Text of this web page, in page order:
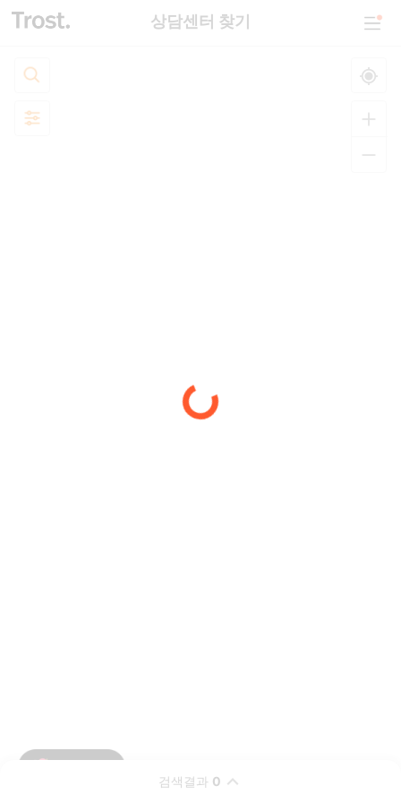
상담센터 찾기
검색결과 0